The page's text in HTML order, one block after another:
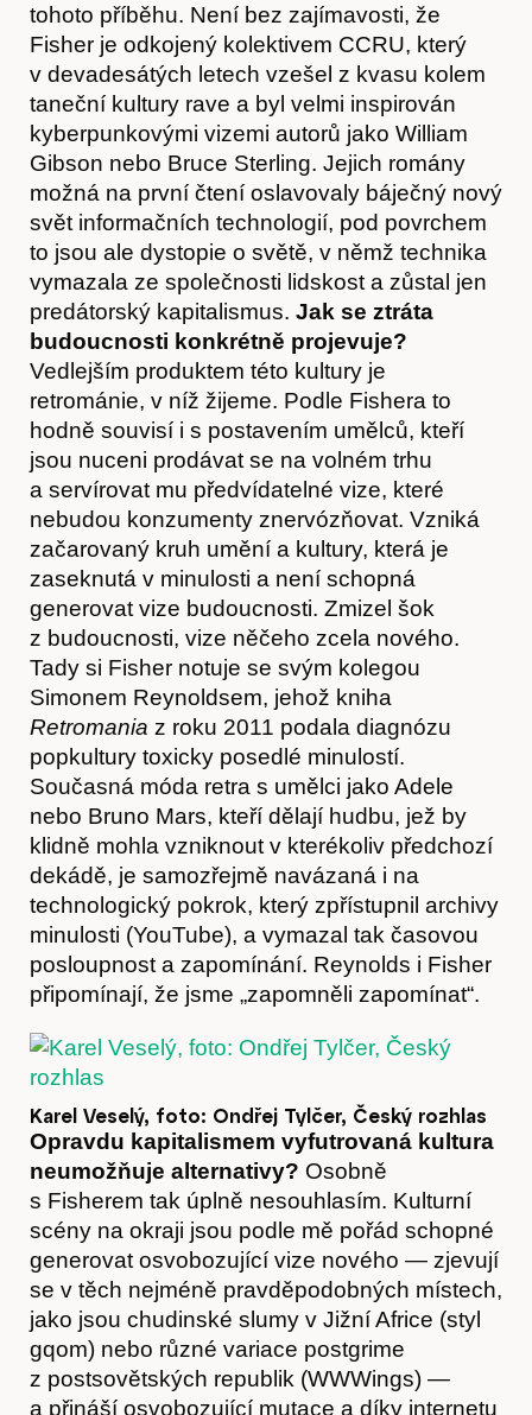
Časopis
Hostcast
Akce
tohoto příběhu. Není bez zajímavosti, že
Fisher je odkojený kolektivem CCRU, který
v devadesátých letech vzešel z kvasu kolem
taneční kultury rave a byl velmi inspirován
kyberpunkovými vizemi autorů jako William
Gibson nebo Bruce Sterling. Jejich romány
možná na první čtení oslavovaly báječný nový
svět informačních technologií, pod povrchem
to jsou ale dystopie o světě, v němž technika
vymazala ze společnosti lidskost a zůstal jen
predátorský kapitalismus. Jak se ztráta
budoucnosti konkrétně projevuje?
Vedlejším produktem této kultury je
retrománie, v níž žijeme. Podle Fishera to
hodně souvisí i s postavením umělců, kteří
jsou nuceni prodávat se na volném trhu
a servírovat mu předvídatelné vize, které
nebudou konzumenty znervózňovat. Vzniká
začarovaný kruh umění a kultury, která je
zaseknutá v minulosti a není schopná
generovat vize budoucnosti. Zmizel šok
z budoucnosti, vize něčeho zcela nového.
Tady si Fisher notuje se svým kolegou
Simonem Reynoldsem, jehož kniha
Retromania z roku 2011 podala diagnózu
popkultury toxicky posedlé minulostí.
Současná móda retra s umělci jako Adele
nebo Bruno Mars, kteří dělají hudbu, jež by
klidně mohla vzniknout v kterékoliv předchozí
dekádě, je samozřejmě navázaná i na
technologický pokrok, který zpřístupnil archivy
minulosti (YouTube), a vymazal tak časovou
posloupnost a zapomínání. Reynolds i Fisher
připomínají, že jsme „zapomněli zapomínat“.
Karel Veselý, foto: Ondřej Tylčer, Český rozhlas
Opravdu kapitalismem vyfutrovaná kultura
neumožňuje alternativy? Osobně
s Fisherem tak úplně nesouhlasím. Kulturní
scény na okraji jsou podle mě pořád schopné
generovat osvobozující vize nového — zjevují
se v těch nejméně pravděpodobných místech,
jako jsou chudinské slumy v Jižní Africe (styl
gqom) nebo různé variace postgrime
z postsovětských republik (WWWings) —
a přináší osvobozující mutace a díky internetu